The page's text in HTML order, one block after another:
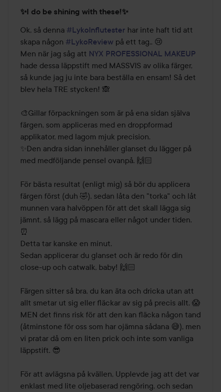
4
av
5
✨️I do be shining with these!✨️
Ok, så denna #LykoInflutester har inte haft tid att
skapa någon #LykoReview på ett tag.. 😢
Men när jag såg att NYX PROFESSIONAL MAKEUP
hade dessa läppstift med MASSVIS av olika färger,
så kunde jag ju inte bara beställa en ensam! Så det
blev hela TRE stycken! 🙈
🎨Gillar förpackningen som är på ena sidan själva
färgen, som appliceras med en droppformad
applikator, med lagom mjuk precision.
✨️Den andra sidan innehåller glanset du lägger på
med medföljande pensel ovanpå. 🙌🏻
För bästa resultat (enligt mig) så bör du applicera
färgen först (duh 🤣), sedan låta den "torka" och låt
munnen vara halvöppen för att det skall lägga sig
jämnt, så lägg på mascara eller något under tiden.
⏰️
Detta tar kanske en minut.
Sedan applicerar du glanset och är redo för din
close-up och catwalk, baby! 🙌🏻
Färgen sitter så bra, du kan äta och dricka utan att
allt smetar ut sig eller fläckar av sig på precis allt. 😱
MEN det finns risk för att den kan fläcka någon tand
(åtminstone för oss som har ojämna sådana 😅), men
vi pratar då om en liten prick och inte som vanliga
läppstift. 😎
För att avlägsna på kvällen, Upplevde jag att det var
enklast med lite oljebaserad rengöring, och sedan